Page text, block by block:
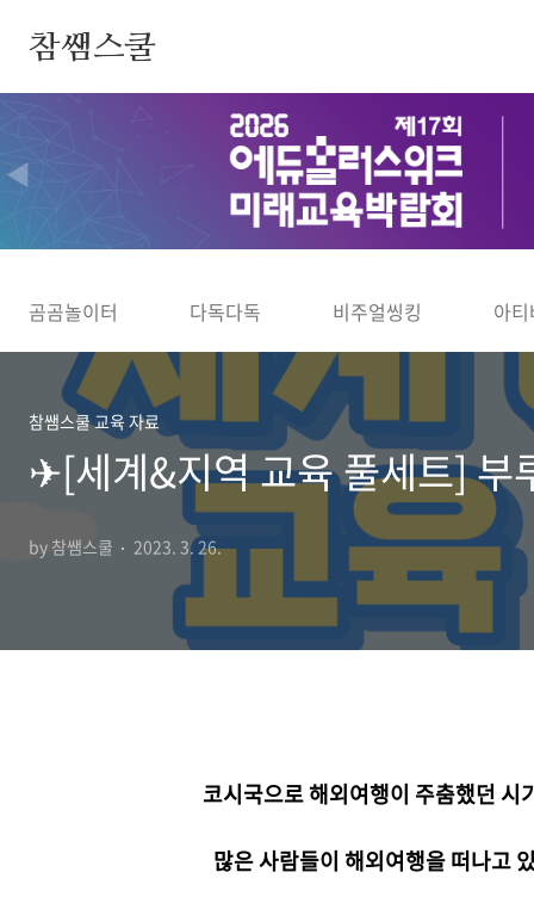
참쌤스쿨
◀
곰곰놀이터 다독다독 비주얼씽킹 아
참쌤스쿨 교육 자료
✈[세계&지역 교육 풀세트] 부
by 참쌤스쿨 2023. 3. 26.
코시국으로 해외여행이 주춤했던 시
많은 사람들이 해외여행을 떠나고